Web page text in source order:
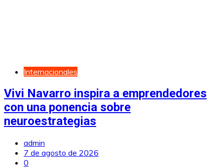
Internacionales
Vivi Navarro inspira a emprendedores
con una ponencia sobre
neuroestrategias
admin
7 de agosto de 2026
0